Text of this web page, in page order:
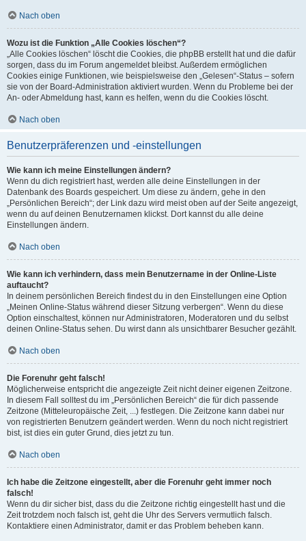
Nach oben
Wozu ist die Funktion „Alle Cookies löschen“?
„Alle Cookies löschen“ löscht die Cookies, die phpBB erstellt hat und die dafür
sorgen, dass du im Forum angemeldet bleibst. Außerdem ermöglichen
Cookies einige Funktionen, wie beispielsweise den „Gelesen“-Status – sofern
sie von der Board-Administration aktiviert wurden. Wenn du Probleme bei der
An- oder Abmeldung hast, kann es helfen, wenn du die Cookies löscht.
Nach oben
Benutzerpräferenzen und -einstellungen
Wie kann ich meine Einstellungen ändern?
Wenn du dich registriert hast, werden alle deine Einstellungen in der
Datenbank des Boards gespeichert. Um diese zu ändern, gehe in den
„Persönlichen Bereich“; der Link dazu wird meist oben auf der Seite angezeigt,
wenn du auf deinen Benutzernamen klickst. Dort kannst du alle deine
Einstellungen ändern.
Nach oben
Wie kann ich verhindern, dass mein Benutzername in der Online-Liste
auftaucht?
In deinem persönlichen Bereich findest du in den Einstellungen eine Option
„Meinen Online-Status während dieser Sitzung verbergen“. Wenn du diese
Option einschaltest, können nur Administratoren, Moderatoren und du selbst
deinen Online-Status sehen. Du wirst dann als unsichtbarer Besucher gezählt.
Nach oben
Die Forenuhr geht falsch!
Möglicherweise entspricht die angezeigte Zeit nicht deiner eigenen Zeitzone.
In diesem Fall solltest du im „Persönlichen Bereich“ die für dich passende
Zeitzone (Mitteleuropäische Zeit, ...) festlegen. Die Zeitzone kann dabei nur
von registrierten Benutzern geändert werden. Wenn du noch nicht registriert
bist, ist dies ein guter Grund, dies jetzt zu tun.
Nach oben
Ich habe die Zeitzone eingestellt, aber die Forenuhr geht immer noch
falsch!
Wenn du dir sicher bist, dass du die Zeitzone richtig eingestellt hast und die
Zeit trotzdem noch falsch ist, geht die Uhr des Servers vermutlich falsch.
Kontaktiere einen Administrator, damit er das Problem beheben kann.